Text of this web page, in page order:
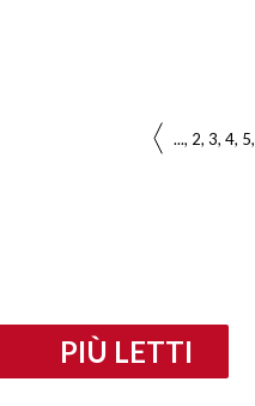
... 2 3 4 5
PIÙ LETTI